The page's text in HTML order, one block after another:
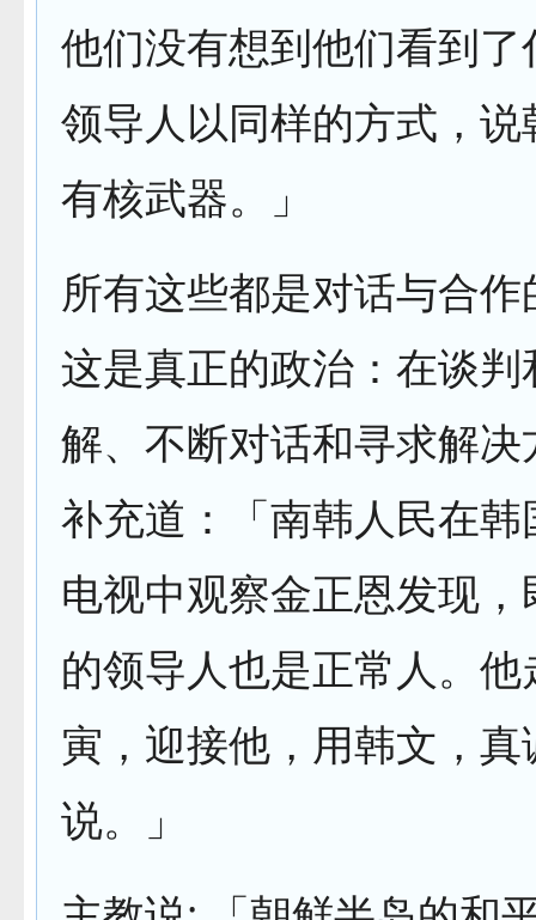
他们没有想到他们看到
领导人以同样的方式，
有核武器。」
所有这些都是对话与合
这是真正的政治：在谈判
解、不断对话和寻求解
补充道：「南韩人民在
电视中观察金正恩发现
的领导人也是正常人。
寅，迎接他，用韩文，
说。」